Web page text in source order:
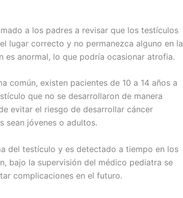
a los padres a revisar que los testículos
lugar correcto y no permanezca alguno en la
es anormal, lo que podría ocasionar atrofia.
común, existen pacientes de 10 a 14 años a
que no se desarrollaron de manera
evitar el riesgo de desarrollar cáncer
sean jóvenes o adultos.
del testículo y es detectado a tiempo en los
bajo la supervisión del médico pediatra se
complicaciones en el futuro.